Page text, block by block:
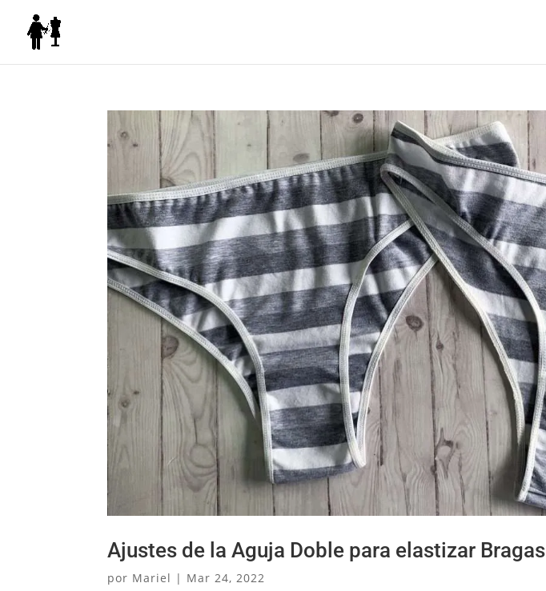
Ajustes de la Aguja Doble para elastizar Bragas
por Mariel | Mar 24, 2022